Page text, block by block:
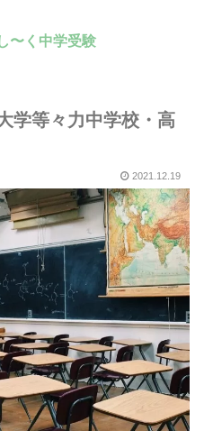
〜く中学受験
学等々力中学校・高
2021.12.19